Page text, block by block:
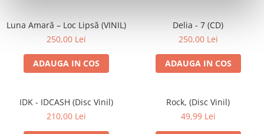
Luna Amară – Loc Lipsă (VINIL)
250,00 Lei
ADAUGA IN COS
Delia - 7 (CD)
250,00 Lei
ADAUGA IN COS
IDK - IDCASH (Disc Vinil)
210,00 Lei
Rock, (Disc Vinil)
49,99 Lei